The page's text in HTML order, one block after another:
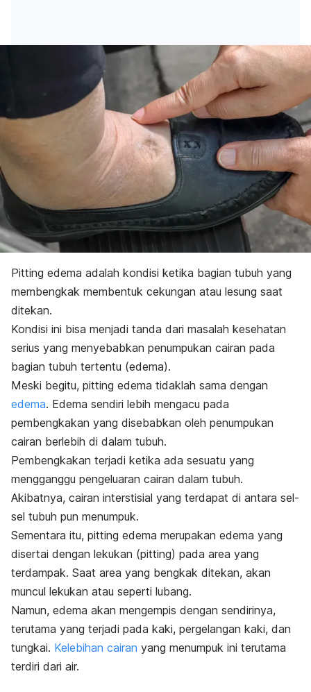
Pitting edema adalah kondisi ketika bagian tubuh yang
membengkak membentuk cekungan atau lesung saat
ditekan.
Kondisi ini bisa menjadi tanda dari masalah kesehatan
serius yang menyebabkan penumpukan cairan pada
bagian tubuh tertentu (edema).
Meski begitu, pitting edema tidaklah sama dengan
edema. Edema sendiri lebih mengacu pada
pembengkakan yang disebabkan oleh penumpukan
cairan berlebih di dalam tubuh.
Pembengkakan terjadi ketika ada sesuatu yang
mengganggu pengeluaran cairan dalam tubuh.
Akibatnya, cairan interstisial yang terdapat di antara sel-
sel tubuh pun menumpuk.
Sementara itu, pitting edema merupakan edema yang
disertai dengan lekukan (pitting) pada area yang
terdampak. Saat area yang bengkak ditekan, akan
muncul lekukan atau seperti lubang.
Namun, edema akan mengempis dengan sendirinya,
terutama yang terjadi pada kaki, pergelangan kaki, dan
tungkai. Kelebihan cairan yang menumpuk ini terutama
terdiri dari air.